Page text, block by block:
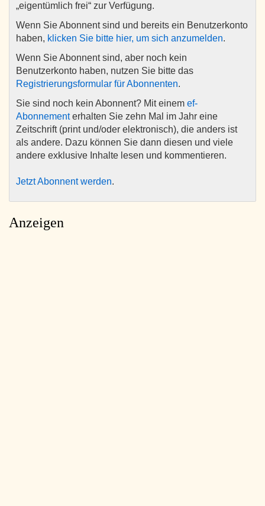
„eigentümlich frei“ zur Verfügung.
Wenn Sie Abonnent sind und bereits ein Benutzerkonto
haben, klicken Sie bitte hier, um sich anzumelden.
Wenn Sie Abonnent sind, aber noch kein
Benutzerkonto haben, nutzen Sie bitte das
Registrierungsformular für Abonnenten.
Sie sind noch kein Abonnent? Mit einem ef-
Abonnementerhalten Sie zehn Mal im Jahr eine
Zeitschrift (print und/oder elektronisch), die anders ist
als andere. Dazu können Sie dann diesen und viele
andere exklusive Inhalte lesen und kommentieren.
Jetzt Abonnent werden.
Anzeigen